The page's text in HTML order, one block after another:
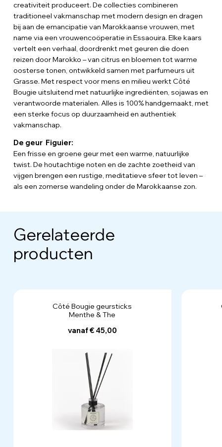
creativiteit produceert. De collecties combineren
traditioneel vakmanschap met modern design en dragen
bij aan de emancipatie van Marokkaanse vrouwen, met
name via een vrouwencoöperatie in Essaouira. Elke kaars
vertelt een verhaal, doordrenkt met geuren die doen
reizen door Marokko – van citrus en bloemen tot warme
oosterse tonen, ontwikkeld samen met parfumeurs uit
Grasse. Met respect voor mens en milieu werkt Côté
Bougie uitsluitend met natuurlijke ingrediënten, sojawas en
verantwoorde materialen. Alles is 100% handgemaakt, met
een sterke focus op duurzaamheid en authentiek
vakmanschap.
De geur Figuier:
Een frisse en groene geur met een warme, natuurlijke
twist. De houtachtige noten en de zachte zoetheid van
vijgen brengen een rustige, meditatieve sfeer tot leven –
als een zomerse wandeling onder de Marokkaanse zon.
Gerelateerde
producten
Côté Bougie geursticks
Menthe & The
vanaf € 45,00